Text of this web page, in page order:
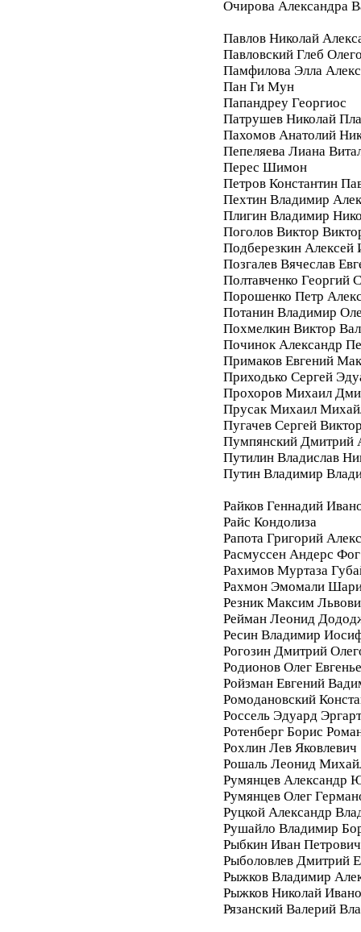
Очирова Александра
Павлов Николай
Павловский Глеб
Памфилова Элла
Пан Ги Мун
Папандреу Георгиос
Патрушев Николай
Пахомов Анатолий
Пепеляева Лиана
Перес Шимон
Петров Константин
Пехтин Владимир
Плигин Владимир
Поголов Виктор
Подберезкин Алексей
Позгалев Вячеслав
Полтавченко Георгий
Порошенко Петр
Потанин Владимир
Похмелкин Виктор
Починок Александр
Примаков Евгений
Приходько Сергей
Прохоров Михаил
Прусак Михаил
Пугачев Сергей
Пумпянский Дмитрий
Путилин Владислав
Путин Владимир
Райков Геннадий
Райс Кондолиза
Рапота Григорий
Расмуссен Андерс Фог
Рахимов Муртаза
Рахмон Эмомали
Резник Максим
Рейман Леонид
Ресин Владимир
Рогозин Дмитрий
Родионов Олег
Ройзман Евгений
Ромодановский
Россель Эдуард
Ротенберг Борис
Рохлин Лев Яковлевич
Рошаль Леонид
Румянцев Александр
Румянцев Олег
Руцкой Александр
Рушайло Владимир
Рыбкин Иван Петрович
Рыболовлев Дмитрий
Рыжков Владимир
Рыжков Николай
Рязанский Валерий